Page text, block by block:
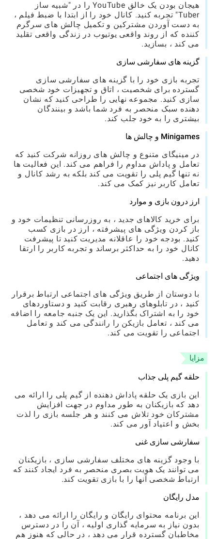
هیجان بودن یک خالق YouTube را در "شبیه ساز
Tuber" تجربه کنید. کانال خود را از ابتدا با ضبط فیلم ،
به دست آوردن مشترکین و تکمیل چالش های سرگرم
کننده که از روند واقعی یوتیوب در زندگی واقعی تقلید
می کند ، بسازید.
گزینه های سفارشی سازی
تجربه بازی خود را با گزینه های سفارشی سازی
گسترده برای شخصیت ، اتاق و تجهیزات خود شخصی
سازی کنید. مجموعه نهایی را طراحی کنید که نشان
دهنده سبک منحصر به فرد شما باشد و بینندگان
بیشتری را به خود جلب کند.
Minigames و چالش ها
در مینیگای متنوع و چالش های روزانه شرکت کنید که
تعامل و پاداش مداوم را فراهم می کند. این فعالیت ها
نه تنها گیم پلی را تقویت می کند بلکه به رشد کانال و
تعامل کاربر نیز کمک می کند.
ارز درون بازی و موارد
برای خرید کالاهای جدید ، به روزرسانی تنظیمات خود و
باز کردن ویژگی های پیشرفته ، ارز در بازی کسب
کنید. بودجه خود را عاقلانه مدیریت کنید تا پیشرفت
کانال خود را به حداکثر برساند و تجربه کاربر را ارتقا
دهید.
ویژگی های اجتماعی
با دوستان از طریق ویژگی های اجتماعی ارتباط برقرار
کنید ، در تابلوهای رهبری رقابت کنید و دستاوردهای
خود را به اشتراک بگذارید. این یک جنبه جامعه را اضافه
می کند ، تعامل بازیکن را رانندگی می کند و تعامل
اجتماعی را تقویت می کند.
مزایا
حلقه گیم پلی جذاب
این بازی یک حلقه پاداش دهنده از گیم پلی را ارائه می
دهد که بازیکنان به طور مداوم در جهت افزایش
مشترکان خود تلاش می کنند و هر جلسه بازی را لذت
بخش و اعتیاد آور می کند.
سفارشی سازی غنی
با وجود گزینه های مختلف سفارشی سازی ، بازیکنان
می توانند یک هویت بصری منحصر به فرد ایجاد کنند که
ارتباط شخصی آنها را با بازی تقویت کند.
مدل رایگان
این برنامه محتوای رایگان و رایگان را ارائه می دهد ،
بدون نیاز به سرمایه گذاری اولیه ، آن را در دسترس
مخاطبان گسترده قرار می دهد ، در حالی که هنوز هم